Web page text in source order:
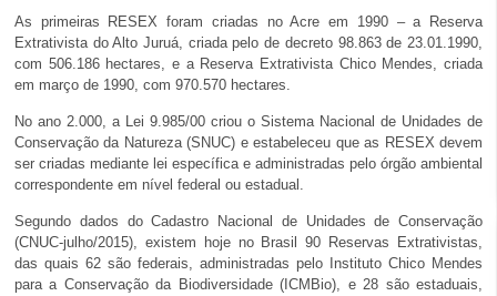
As primeiras RESEX foram criadas no Acre em 1990 – a Reserva
Extrativista do Alto Juruá, criada pelo de decreto 98.863 de 23.01.1990,
com 506.186 hectares, e a Reserva Extrativista Chico Mendes, criada
em março de 1990, com 970.570 hectares.
No ano 2.000, a Lei 9.985/00 criou o Sistema Nacional de Unidades de
Conservação da Natureza (SNUC) e estabeleceu que as RESEX devem
ser criadas mediante lei específica e administradas pelo órgão ambiental
correspondente em nível federal ou estadual.
Segundo dados do Cadastro Nacional de Unidades de Conservação
(CNUC-julho/2015), existem hoje no Brasil 90 Reservas Extrativistas,
das quais 62 são federais, administradas pelo Instituto Chico Mendes
para a Conservação da Biodiversidade (ICMBio), e 28 são estaduais,